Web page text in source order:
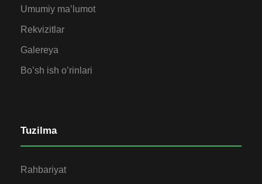
Umumiy ma’lumot
Rekvizitlar
Galereya
Bo’sh ish o’rinlari
Tuzilma
Rahbariyat